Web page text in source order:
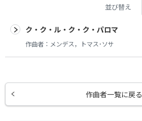
並び替え
ク・ク・ル・ク・ク・パロマ
作曲者： メンデス，トマス･ソサ
作曲者一覧に戻る